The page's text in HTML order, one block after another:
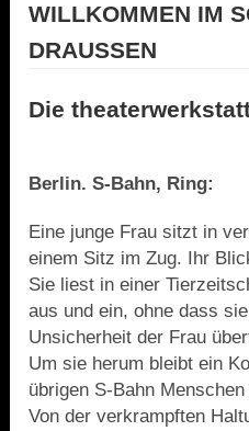
WILLKOMMEN IM
DRAUSSEN
Die
Berlin. S-Bahn, Ring:
Eine junge Frau sitzt in
einem Sitz im Zug. Ihr
Sie liest in einer
aus und ein, ohne dass
Unsicherheit der Frau
Um sie herum bleibt ein
übrigen S-Bahn
Von der verkrampften